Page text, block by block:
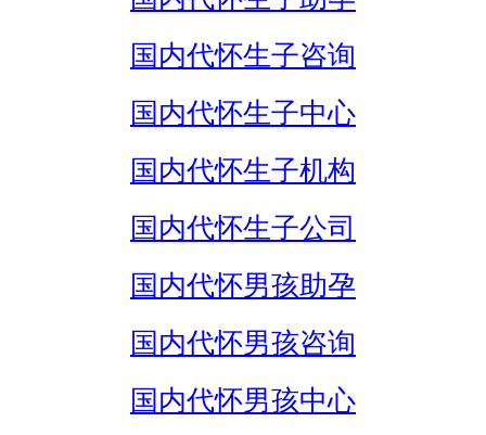
国内代怀生子咨询
国内代怀生子中心
国内代怀生子机构
国内代怀生子公司
国内代怀男孩助孕
国内代怀男孩咨询
国内代怀男孩中心